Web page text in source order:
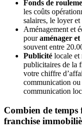
Fonds de
les coûts
salaires, le loyer
Aménagement et
pouraménager
souvent entre
Publicité locale et
publicitaires de la
votre chiffre
communication
communication
Combien de
franchise